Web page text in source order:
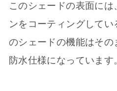
このシェードの表面に
ンをコーティングして
のシェードの機能はその
防水仕様になっています